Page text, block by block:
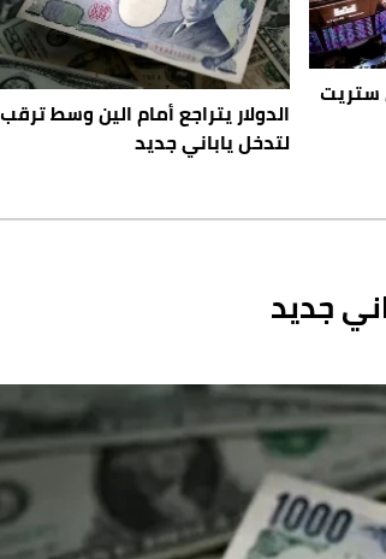
ستريت
الدولار يتراجع أمام الين وسط ترقب
لتدخل ياباني جديد
جديد